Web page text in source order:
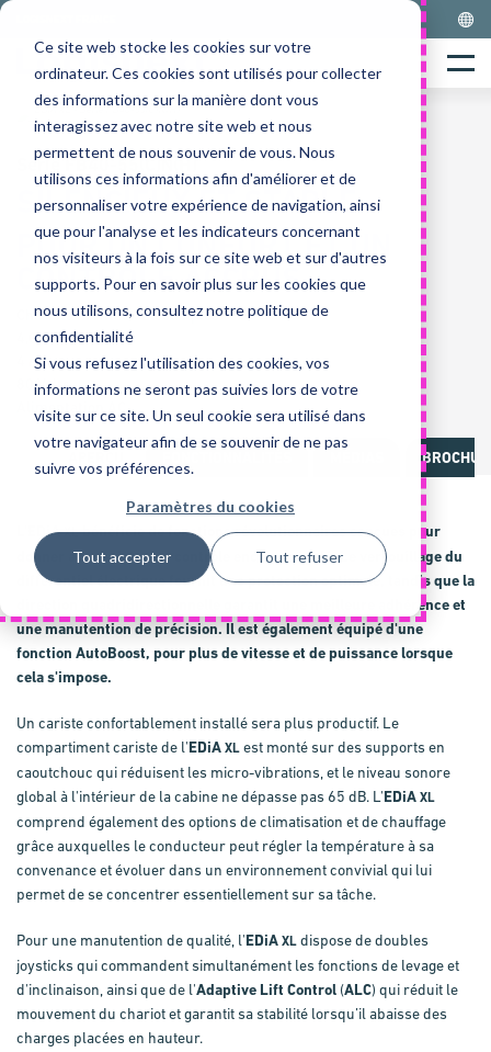
Ce site web stocke les cookies sur votre
ordinateur. Ces cookies sont utilisés pour collecter
des informations sur la manière dont vous
interagissez avec notre site web et nous
permettent de nous souvenir de vous. Nous
utilisons ces informations afin d'améliorer et de
personnaliser votre expérience de navigation, ainsi
que pour l'analyse et les indicateurs concernant
nos visiteurs à la fois sur ce site web et sur d'autres
supports. Pour en savoir plus sur les cookies que
nous utilisons, consultez notre politique de
confidentialité
Si vous refusez l'utilisation des cookies, vos
informations ne seront pas suivies lors de votre
visite sur ce site. Un seul cookie sera utilisé dans
votre navigateur afin de se souvenir de ne pas
suivre vos préférences.
Paramètres du cookies
Tout accepter Tout refuser
Skip
Home
Menu
Série FB40-55(C)N(H)
SILENCIEUX ET STABLE
POUR UN CONFORT ET UN
CONTRÔLE ACCRUS
Chariots Frontaux Électriques
4,0-5,5 tonnes
4 roues
80 Volts
Alimentation AC
EDiA XLbénéficie de fonctions révolutionnaires conçues pour
donner aux caristes un contrôle encore inégalé. Le verrouillage du
différentiel électrique fournit une protection optimale, tandis que la
direction quadridirectionnelle garantit une meilleure adhérence et
une manutention de précision. Il est également équipé d'une
fonction AutoBoost, pour plus de vitesse et de puissance lorsque
cela s'impose.
Un cariste confortablement installé sera plus productif. Le
compartiment cariste de l'EDiA XL est monté sur des supports en
caoutchouc qui réduisent les micro-vibrations, et le niveau sonore
global à l'intérieur de la cabine ne dépasse pas 65 dB. L'EDiA XL
comprend également des options de climatisation et de chauffage
grâce auxquelles le conducteur peut régler la température à sa
convenance et évoluer dans un environnement convivial qui lui
permet de se concentrer essentiellement sur sa tâche.
Pour une manutention de qualité, l'EDiA XL dispose de doubles
joysticks qui commandent simultanément les fonctions de levage et
d'inclinaison, ainsi que de l'Adaptive Lift Control (ALC) qui réduit le
mouvement du chariot et garantit sa stabilité lorsqu’il abaisse des
charges placées en hauteur.